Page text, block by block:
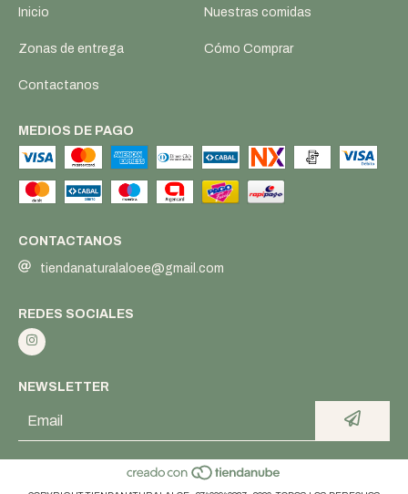
Inicio Nuestras comidas
Zonas de entrega Cómo Comprar
Contactanos
MEDIOS DE PAGO
CONTACTANOS
tiendanaturalaloee@gmail.com
REDES SOCIALES
NEWSLETTER